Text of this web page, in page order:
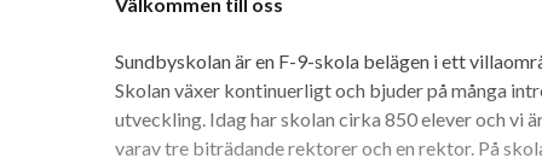
Sundbyskolan är en F-9-skola belägen i ett
Skolan växer kontinuerligt och bjuder på många
utveckling. Idag har skolan cirka 850 elever och vi
varav tre biträdande rektorer och en rektor. På